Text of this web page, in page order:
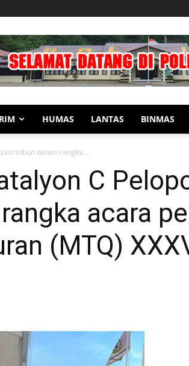
HUMAS LANTAS BINMAS
tribun dalam rangka...
C
acara
(MTQ)